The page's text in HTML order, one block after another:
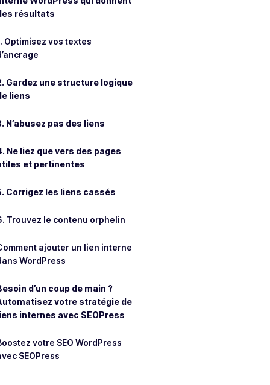
résultats
Optimisez vos textes
Gardez une structure logique
liens
N’abusez pas des liens
Ne liez que vers des pages
et pertinentes
Corrigez les liens cassés
Trouvez le contenu orphelin
ajouter un lien interne
WordPress
d’un coup de main ?
votre stratégie de
internes avec SEOPress
votre SEO WordPress
SEOPress